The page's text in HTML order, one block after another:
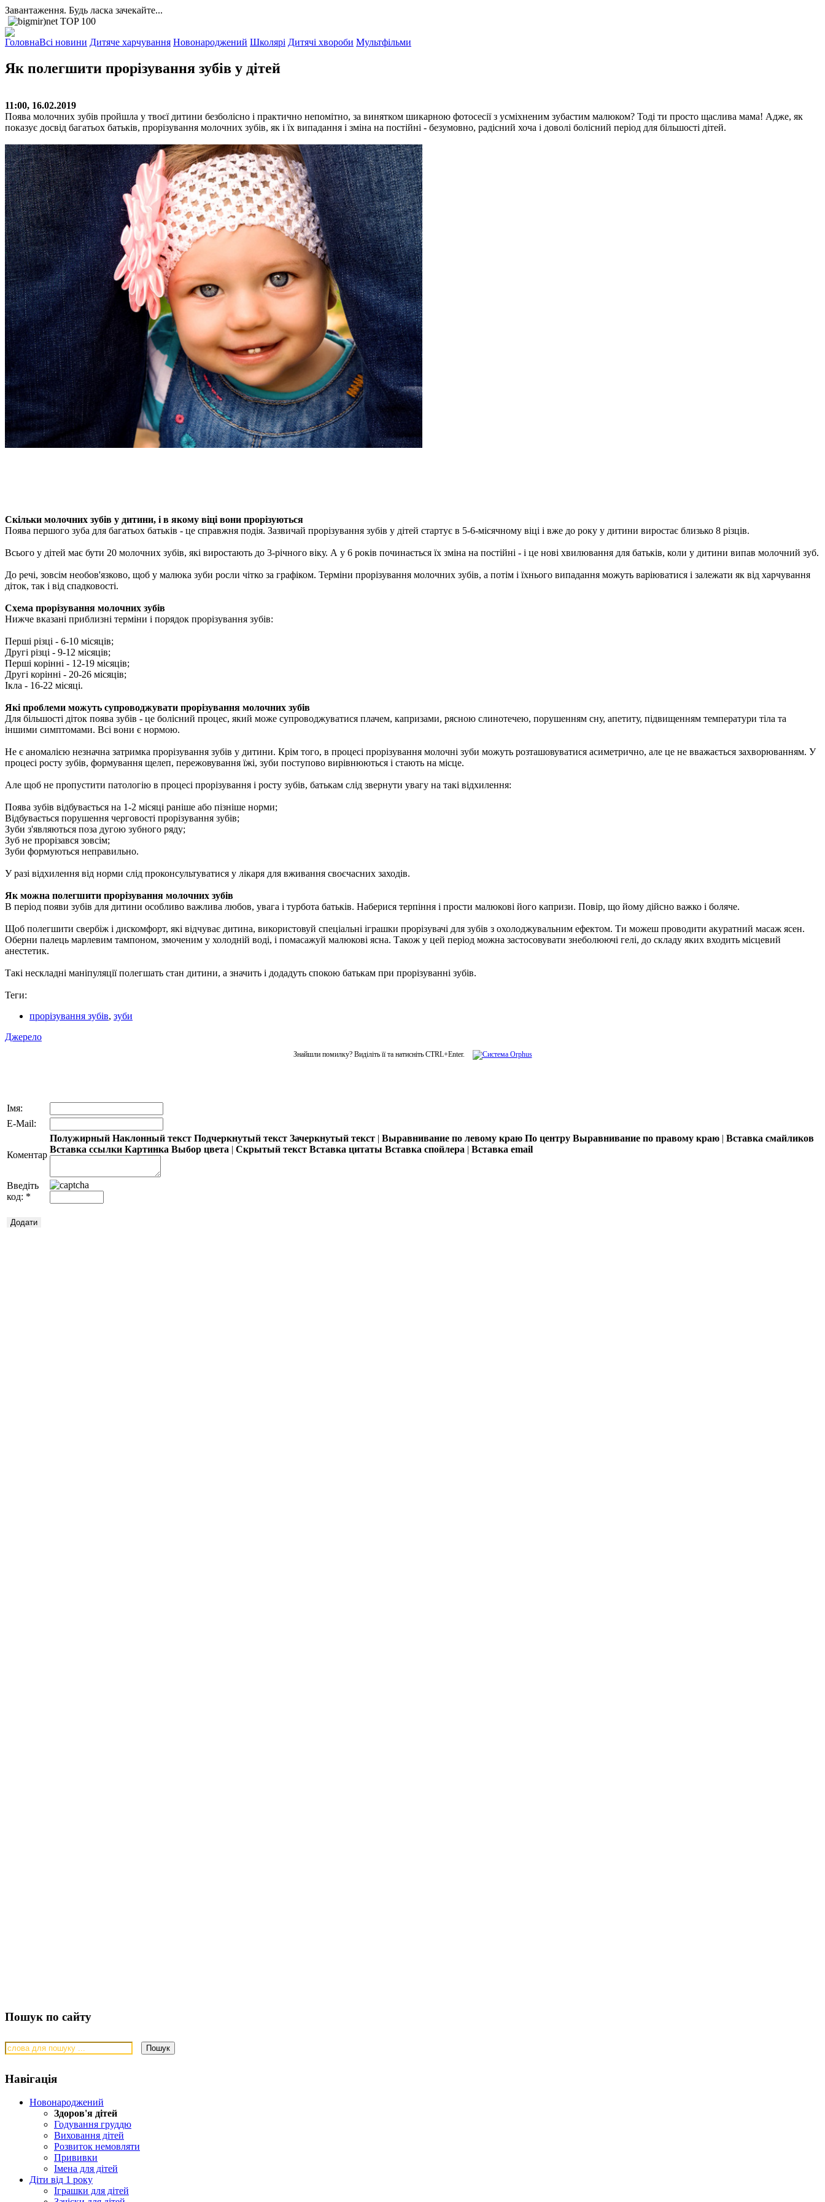
Завантаження. Будь ласка зачекайте...
ГоловнаВсі новини Дитяче харчування Новонароджений Школярі Дитячі хвороби Мультфільми
Як полегшити прорізування зубів у дітей
11:00, 16.02.2019
Поява молочних зубів пройшла у твоєї дитини безболісно і практично непомітно, за винятком шикарною фотосесії з усміхненим зубастим малюком? Тоді ти просто щаслива мама! Адже, як
показує досвід багатьох батьків, прорізування молочних зубів, як і їх випадання і зміна на постійні - безумовно, радісний хоча і доволі болісний період для більшості дітей.
Скільки молочних зубів у дитини, і в якому віці вони прорізуються
Поява першого зуба для багатьох батьків - це справжня подія. Зазвичай прорізування зубів у дітей стартує в 5-6-місячному віці і вже до року у дитини виростає близько 8 різців.
Всього у дітей має бути 20 молочних зубів, які виростають до 3-річного віку. А у 6 років починається їх зміна на постійні - і це нові хвилювання для батьків, коли у дитини випав молочний зуб.
До речі, зовсім необов'язково, щоб у малюка зуби росли чітко за графіком. Терміни прорізування молочних зубів, а потім і їхнього випадання можуть варіюватися і залежати як від харчування
діток, так і від спадковості.
Схема прорізування молочних зубів
Нижче вказані приблизні терміни і порядок прорізування зубів:
Перші різці - 6-10 місяців;
Другі різці - 9-12 місяців;
Перші корінні - 12-19 місяців;
Другі корінні - 20-26 місяців;
Ікла - 16-22 місяці.
Які проблеми можуть супроводжувати прорізування молочних зубів
Для більшості діток поява зубів - це болісний процес, який може супроводжуватися плачем, капризами, рясною слинотечею, порушенням сну, апетиту, підвищенням температури тіла та
іншими симптомами. Всі вони є нормою.
Не є аномалією незначна затримка прорізування зубів у дитини. Крім того, в процесі прорізування молочні зуби можуть розташовуватися асиметрично, але це не вважається захворюванням. У
процесі росту зубів, формування щелеп, пережовування їжі, зуби поступово вирівнюються і стають на місце.
Але щоб не пропустити патологію в процесі прорізування і росту зубів, батькам слід звернути увагу на такі відхилення:
Поява зубів відбувається на 1-2 місяці раніше або пізніше норми;
Відбувається порушення черговості прорізування зубів;
Зуби з'являються поза дугою зубного ряду;
Зуб не прорізався зовсім;
Зуби формуються неправильно.
У разі відхилення від норми слід проконсультуватися у лікаря для вживання своєчасних заходів.
Як можна полегшити прорізування молочних зубів
В період появи зубів для дитини особливо важлива любов, увага і турбота батьків. Наберися терпіння і прости малюкові його капризи. Повір, що йому дійсно важко і боляче.
Щоб полегшити свербіж і дискомфорт, які відчуває дитина, використовуй спеціальні іграшки прорізувачі для зубів з охолоджувальним ефектом. Ти можеш проводити акуратний масаж ясен.
Оберни палець марлевим тампоном, змоченим у холодній воді, і помасажуй малюкові ясна. Також у цей період можна застосовувати знеболюючі гелі, до складу яких входить місцевий
анестетик.
Такі нескладні маніпуляції полегшать стан дитини, а значить і додадуть спокою батькам при прорізуванні зубів.
Теги:
прорізування зубів, зуби
Джерело
Знайшли помилку? Виділіть її та натисніть CTRL+Enter.
Імя:
E-Mail:
Коментар
Полужирный Наклонный текст Подчеркнутый текст Зачеркнутый текст | Выравнивание по левому краю По центру Выравнивание по правому краю | Вставка смайликов
Вставка ссылки Картинка Выбор цвета | Скрытый текст Вставка цитаты Вставка спойлера | Вставка email
Введіть
код: *
Пошук по сайту
Навігація
Новонароджений
Здоров'я дітей
Годування груддю
Виховання дітей
Розвиток немовляти
Прививки
Імена для дітей
Діти від 1 року
Іграшки для дітей